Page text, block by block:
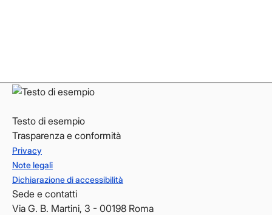
Testo di esempio
Trasparenza e conformità
Privacy
Note legali
Dichiarazione di accessibilità
Sede e contatti
Via G. B. Martini, 3 - 00198 Roma